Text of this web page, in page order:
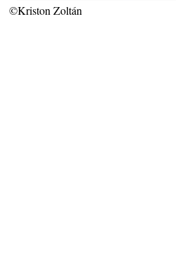
©Kriston Zoltán